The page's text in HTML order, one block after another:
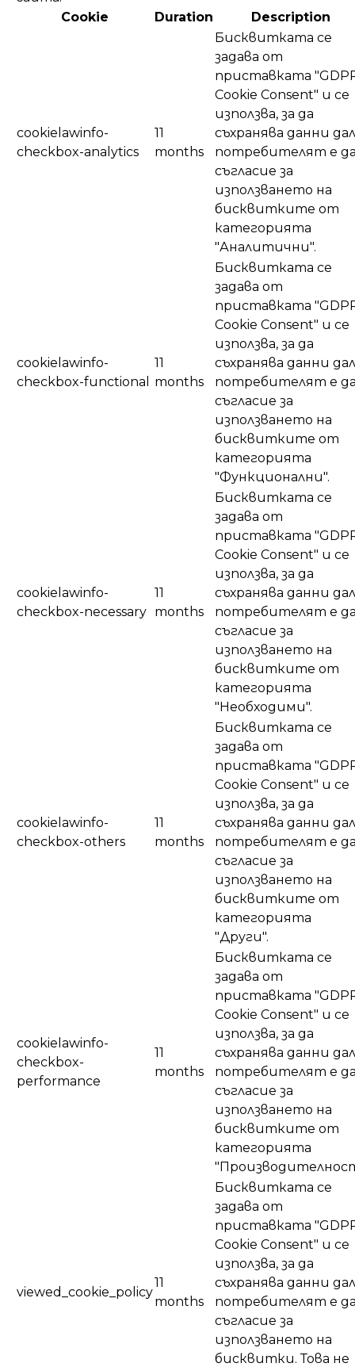
Cookie
Duration Description
cookielawinfo-
checkbox-analytics
11
months
Бисквитката се
задава от
приставката
Cookie Consent" и се
използва, за да
съхранява данни
потребителят е
съгласие за
използването на
бисквитките от
категорията
"Аналитични".
cookielawinfo-
checkbox-functional
11
months
Бисквитката се
задава от
приставката
Cookie Consent" и се
използва, за да
съхранява данни
потребителят е
съгласие за
използването на
бисквитките от
категорията
"Функционални".
cookielawinfo-
checkbox-necessary
11
months
Бисквитката се
задава от
приставката
Cookie Consent" и се
използва, за да
съхранява данни
потребителят е
съгласие за
използването на
бисквитките от
категорията
"Необходими".
cookielawinfo-
checkbox-others
11
months
Бисквитката се
задава от
приставката
Cookie Consent" и се
използва, за да
съхранява данни
потребителят е
съгласие за
използването на
бисквитките от
категорията
"Други".
cookielawinfo-
checkbox-
performance
11
months
Бисквитката се
задава от
приставката
Cookie Consent" и се
използва, за да
съхранява данни
потребителят е
съгласие за
използването на
бисквитките от
категорията
viewed_cookie_policy
11
months
Бисквитката се
задава от
приставката
Cookie Consent" и се
използва, за да
съхранява данни
потребителят е
съгласие за
използването на
бисквитки. Това не